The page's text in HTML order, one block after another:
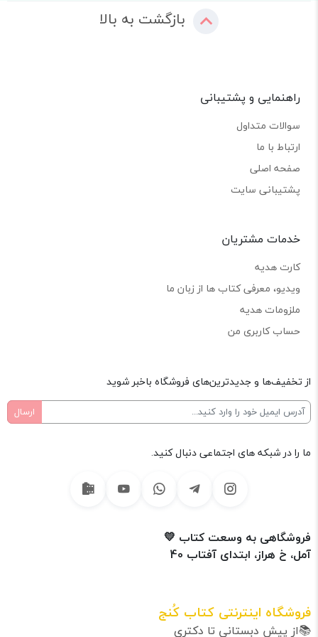
بازگشت به بالا
راهنمایی و پشتیبانی
سوالات متداول
ارتباط با ما
صفحه اصلی
پشتیبانی سایت
خدمات مشتریان
کارت هدیه
ویدیو، معرفی کتاب ها از زبان ما
ملزومات هدیه
حساب کاربری من
از تخفیف‌ها و جدیدترین‌های فروشگاه باخبر شوید
ما را در شبکه های اجتماعی دنبال کنید.
فروشگاهی به وسعت کتاب 💛
آمل، خ هراز، ابتدای آفتاب 40
فروشگاه اینترنتی کتاب کُنج
📚از پیش دبستانی تا دکتری